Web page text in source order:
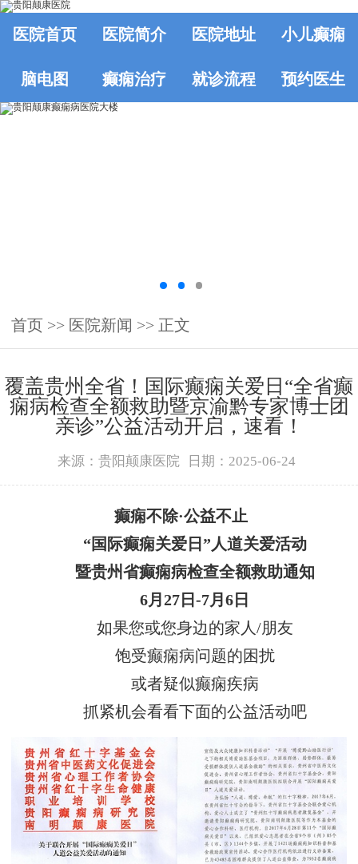
医院首页 医院简介 医院地址 小儿癫痫
脑电图 癫痫治疗 就诊流程 预约医生
首页 >> 医院新闻 >> 正文
覆盖贵州全省！国际癫痫关爱日“全省癫
痫病检查全额救助暨京渝黔专家博士团
亲诊”公益活动开启，速看！
来源：贵阳颠康医院 日期：2025-06-24
癫痫不除·公益不止
“国际癫痫关爱日”人道关爱活动
暨贵州省癫痫病检查全额救助通知
6月27日-7月6日
如果您或您身边的家人/朋友
饱受癫痫病问题的困扰
或者疑似癫痫疾病
抓紧机会看看下面的公益活动吧